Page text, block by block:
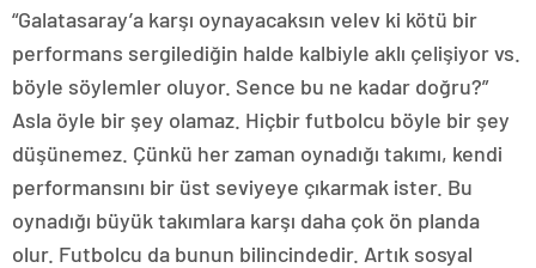
“Galatasaray’a karşı oynayacaksın velev ki kötü bir
performans sergilediğin halde kalbiyle aklı çelişiyor vs.
böyle söylemler oluyor. Sence bu ne kadar doğru?”
Asla öyle bir şey olamaz. Hiçbir futbolcu böyle bir şey
düşünemez. Çünkü her zaman oynadığı takımı, kendi
performansını bir üst seviyeye çıkarmak ister. Bu
oynadığı büyük takımlara karşı daha çok ön planda
olur. Futbolcu da bunun bilincindedir. Artık sosyal